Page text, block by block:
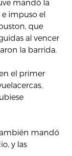
mandó la
impuso el
que
al vencer
la barrida.
el primer
mandó
y las